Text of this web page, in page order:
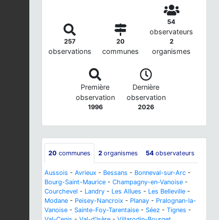
257
observations
20
communes
54
observateurs
2
organismes
Première
observation
1996
Dernière
observation
2026
20 communes 2 organismes 54 observateurs
Aussois - Avrieux - Bessans - Bonneval-sur-Arc -
Bourg-Saint-Maurice - Champagny-en-Vanoise -
Courchevel - Landry - Les Allues - Les Belleville -
Modane - Peisey-Nancroix - Planay - Pralognan-la-
Vanoise - Sainte-Foy-Tarentaise - Séez - Tignes -